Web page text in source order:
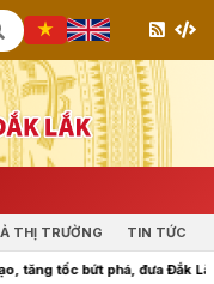
THỊ TRƯỜNG TIN TỨC
tốc bứt phá, đưa Đắk Lắk